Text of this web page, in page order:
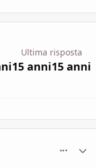
Ultima risposta
15 anni15 anni
del topic